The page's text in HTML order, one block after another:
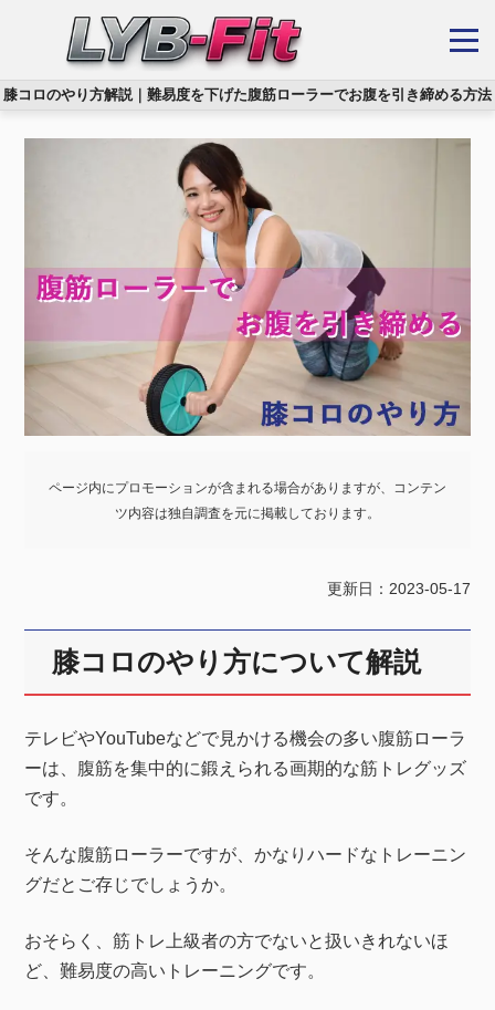
膝コロのやり方解説｜難易度を下げた腹筋ローラーでお腹を引き締める方法
ページ内にプロモーションが含まれる場合がありますが、コンテン
ツ内容は独自調査を元に掲載しております。
更新日：2023-05-17
膝コロのやり方について解説
テレビやYouTubeなどで見かける機会の多い腹筋ローラ
ーは、腹筋を集中的に鍛えられる画期的な筋トレグッズ
です。
そんな腹筋ローラーですが、かなりハードなトレーニン
グだとご存じでしょうか。
おそらく、筋トレ上級者の方でないと扱いきれないほ
ど、難易度の高いトレーニングです。